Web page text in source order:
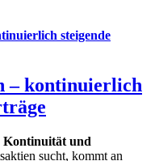
steigende
– kontinuierlich
Kontinuität und
sucht, kommt an